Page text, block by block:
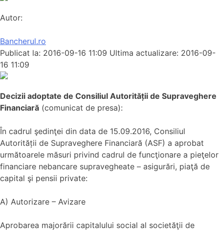
Autor:
Bancherul.ro
Publicat la: 2016-09-16 11:09 Ultima actualizare: 2016-09-
16 11:09
Decizii adoptate de Consiliul Autorității de Supraveghere
Financiară (comunicat de presa):
În cadrul şedinţei din data de 15.09.2016, Consiliul
Autorității de Supraveghere Financiară (ASF) a aprobat
următoarele măsuri privind cadrul de funcţionare a pieţelor
financiare nebancare supravegheate – asigurări, piaţă de
capital şi pensii private:
A) Autorizare – Avizare
Aprobarea majorării capitalului social al societăţii de